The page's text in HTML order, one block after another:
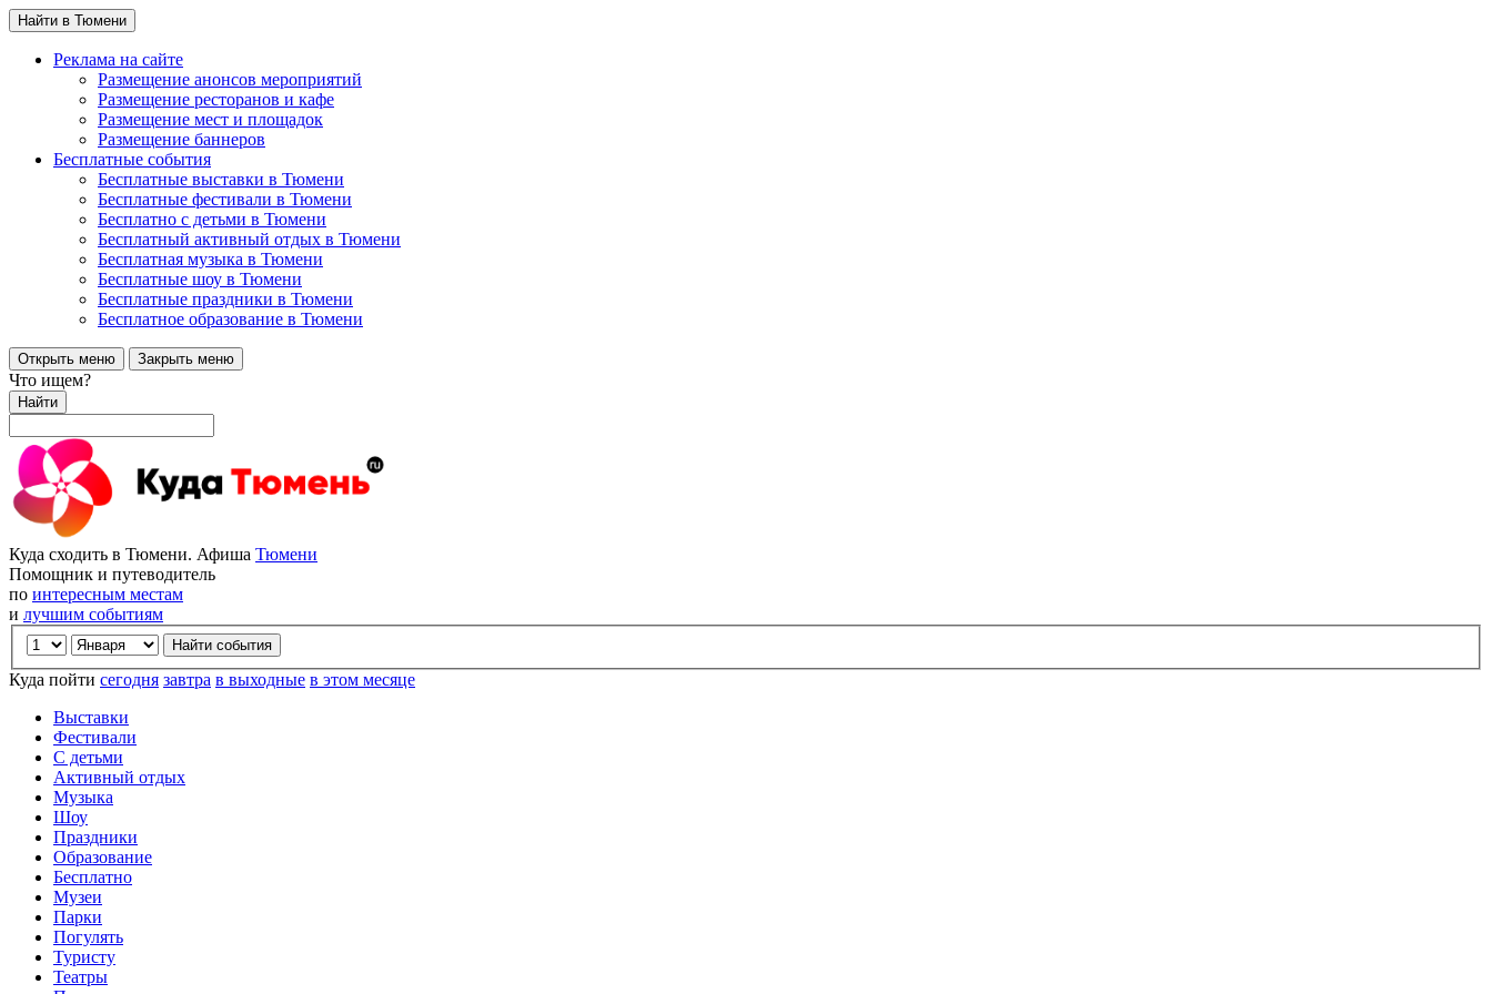
Найти в Тюмени
Реклама на сайте
Размещение анонсов мероприятий
Размещение ресторанов и кафе
Размещение мест и площадок
Размещение баннеров
Бесплатные события
Бесплатные выставки в Тюмени
Бесплатные фестивали в Тюмени
Бесплатно с детьми в Тюмени
Бесплатный активный отдых в Тюмени
Бесплатная музыка в Тюмени
Бесплатные шоу в Тюмени
Бесплатные праздники в Тюмени
Бесплатное образование в Тюмени
Открыть меню Закрыть меню
Что ищем?
Найти
Куда сходить в Тюмени. Афиша Тюмени
Помощник и путеводитель
по интересным местам
и лучшим событиям
Куда пойти сегодня завтра в выходные в этом месяце
Выставки
Фестивали
С детьми
Активный отдых
Музыка
Шоу
Праздники
Образование
Бесплатно
Музеи
Парки
Погулять
Туристу
Театры